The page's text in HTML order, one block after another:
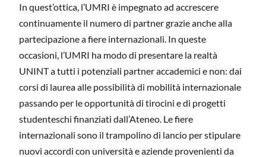
In quest’ottica, l’UMRI è impegnato ad accrescere
continuamente il numero di partner grazie anche alla
partecipazione a fiere internazionali. In queste
occasioni, l’UMRI ha modo di presentare la realtà
UNINT a tutti i potenziali partner accademici e non: dai
corsi di laurea alle possibilità di mobilità internazionale
passando per le opportunità di tirocini e di progetti
studenteschi finanziati dall’Ateneo. Le fiere
internazionali sono il trampolino di lancio per stipulare
nuovi accordi con università e aziende provenienti da